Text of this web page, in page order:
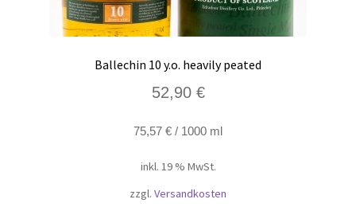
Ballechin 10 y.o. heavily peated
52,90 €
75,57 € / 1000 ml
inkl. 19 % MwSt.
zzgl. Versandkosten